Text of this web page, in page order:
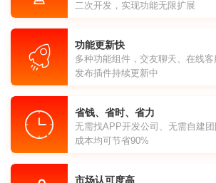
二次开发，实现功能无限扩展
功能更新快
多种功能组件，交友聊天、在线
发布插件持续更新中
省钱、省时、省力
无需找APP开发公司、无需自建
成本均可节省90%
市场认可度高